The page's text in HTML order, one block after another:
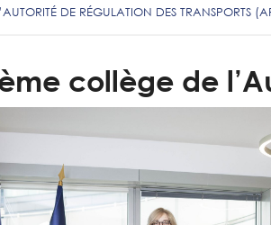
DE RÉGULATION DES TRANSPORTS
collège de